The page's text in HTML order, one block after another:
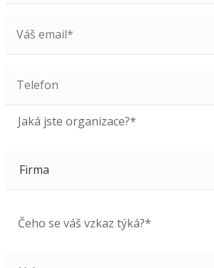
Jaká jste organizace?*
Čeho se váš vzkaz týká?*